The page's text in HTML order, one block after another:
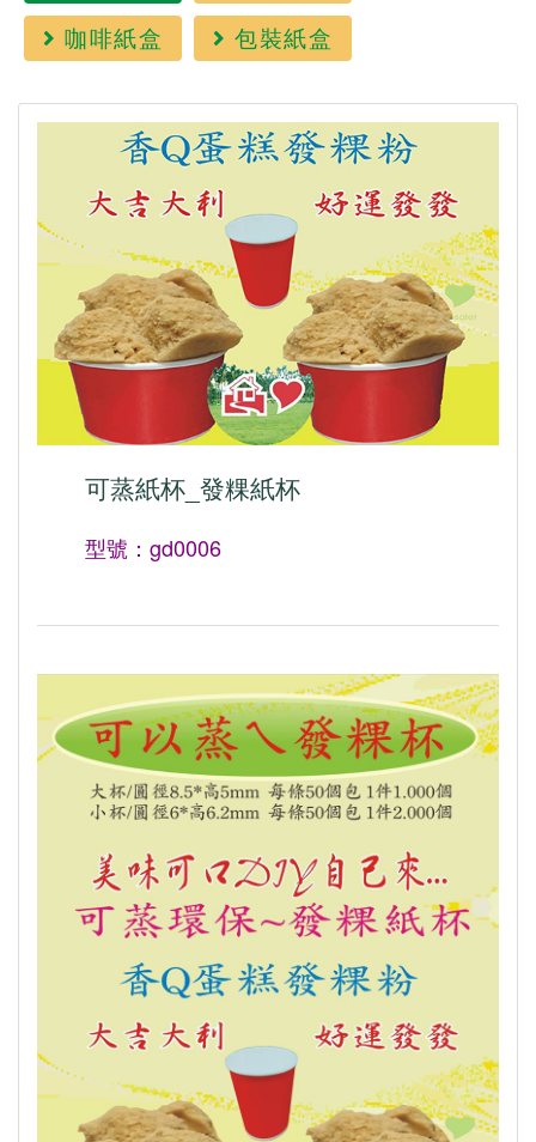
咖啡紙盒
包裝紙盒
可蒸紙杯_發粿紙杯
型號：gd0006